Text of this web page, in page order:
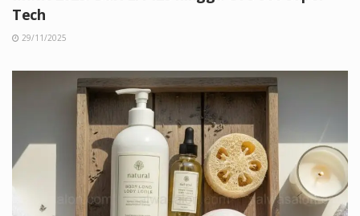
Tech
29/11/2025